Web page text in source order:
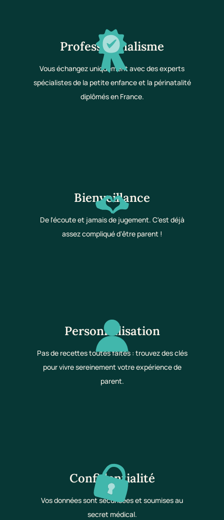
Professionnalisme
Vous échangez uniquement avec des experts
spécialistes de la petite enfance et la périnatalité
diplômés en France.
Bienveillance
De l'écoute et jamais de jugement. C'est déjà
assez compliqué d'être parent !
Personnalisation
Pas de recettes toutes faites : trouvez des clés
pour vivre sereinement votre expérience de
parent.
Confidentialité
Vos données sont sécurisées et soumises au
secret médical.